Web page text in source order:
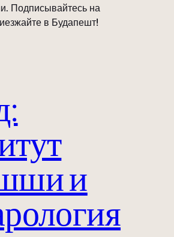
Подписывайтесь на
в Будапешт!
и